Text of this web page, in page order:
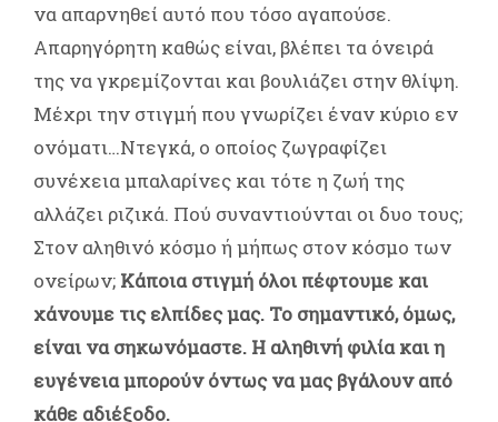
να απαρνηθεί αυτό που τόσο αγαπούσε.
Απαρηγόρητη καθώς είναι, βλέπει τα όνειρά
της να γκρεμίζονται και βουλιάζει στην θλίψη.
Μέχρι την στιγμή που γνωρίζει έναν κύριο εν
ονόματι…Ντεγκά, ο οποίος ζωγραφίζει
συνέχεια μπαλαρίνες και τότε η ζωή της
αλλάζει ριζικά. Πού συναντιούνται οι δυο τους;
Στον αληθινό κόσμο ή μήπως στον κόσμο των
ονείρων; Κάποια στιγμή όλοι πέφτουμε και
χάνουμε τις ελπίδες μας. Το σημαντικό, όμως,
είναι να σηκωνόμαστε. Η αληθινή φιλία και η
ευγένεια μπορούν όντως να μας βγάλουν από
κάθε αδιέξοδο.